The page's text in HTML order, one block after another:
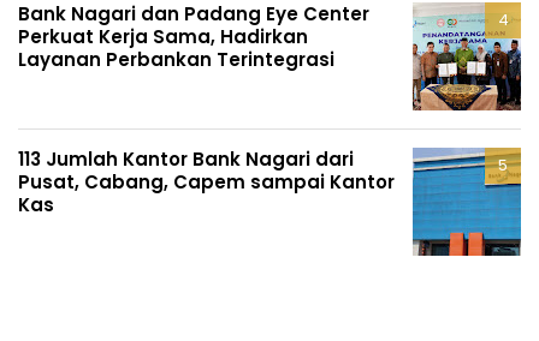
Bank Nagari dan Padang Eye Center
Perkuat Kerja Sama, Hadirkan
Layanan Perbankan Terintegrasi
113 Jumlah Kantor Bank Nagari dari
Pusat, Cabang, Capem sampai Kantor
Kas